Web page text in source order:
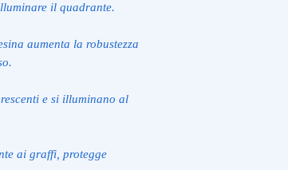
il quadrante.
aumenta la robustezza
e si illuminano al
ai graffi, protegge